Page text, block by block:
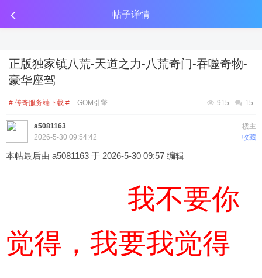
传奇工具分享 点击金币投放广告 点击金币投放广告
帖子详情
正版独家镇八荒-天道之力-八荒奇门-吞噬奇物-
豪华座驾
# 传奇服务端下载 # GOM引擎 15
915
楼主
a5081163
收藏
2026-5-30 09:54:42
本帖最后由 a5081163 于 2026-5-30 09:57 编辑
我不要你
觉得，我要我觉得